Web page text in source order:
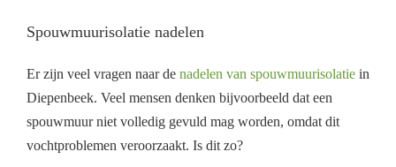
Spouwmuurisolatie nadelen
Er zijn veel vragen naar de nadelen van spouwmuurisolatie in
Diepenbeek. Veel mensen denken bijvoorbeeld dat een
spouwmuur niet volledig gevuld mag worden, omdat dit
vochtproblemen veroorzaakt. Is dit zo?